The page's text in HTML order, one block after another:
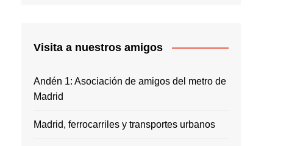
Visita a nuestros amigos
Andén 1: Asociación de amigos del metro de
Madrid
Madrid, ferrocarriles y transportes urbanos